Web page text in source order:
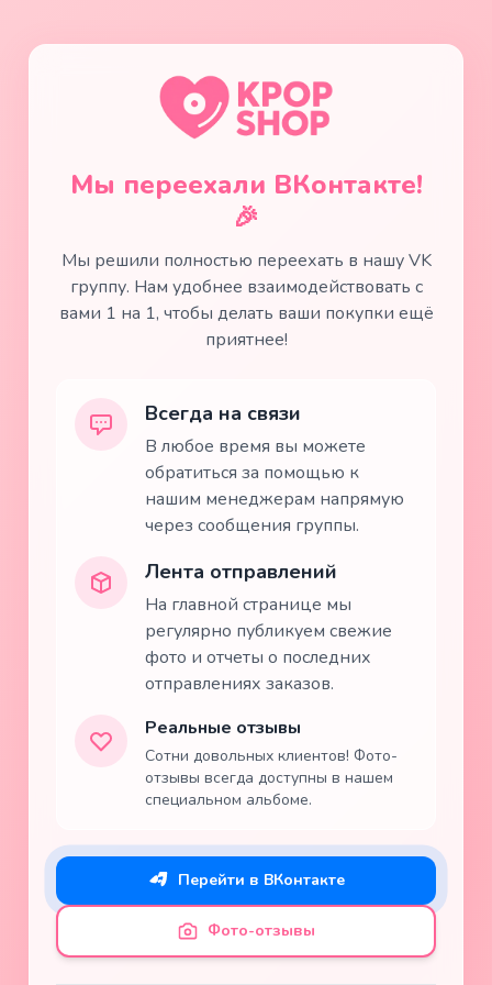
Мы переехали ВКонтакте!
🎉
Мы решили полностью переехать в нашу VK
группу. Нам удобнее взаимодействовать с
вами 1 на 1, чтобы делать ваши покупки ещё
приятнее!
Всегда на связи
В любое время вы можете
обратиться за помощью к
нашим менеджерам напрямую
через сообщения группы.
Лента отправлений
На главной странице мы
регулярно публикуем свежие
фото и отчеты о последних
отправлениях заказов.
Реальные отзывы
Сотни довольных клиентов! Фото-
отзывы всегда доступны в нашем
специальном альбоме.
Перейти в ВКонтакте
Фото-отзывы